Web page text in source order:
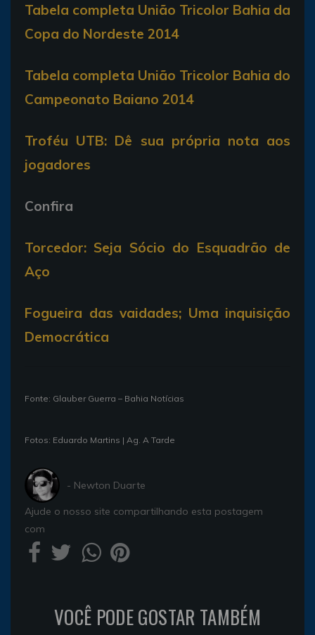
Tabela completa União Tricolor Bahia da
Copa do Nordeste 2014
Tabela completa União Tricolor Bahia do
Campeonato Baiano 2014
Troféu UTB: Dê sua própria nota aos
jogadores
Confira
Torcedor: Seja Sócio do Esquadrão de
Aço
Fogueira das vaidades; Uma inquisição
Democrática
Fonte: Glauber Guerra – Bahia Notícias
Fotos: Eduardo Martins | Ag. A Tarde
- Newton Duarte
Ajude o nosso site compartilhando esta postagem
com
VOCÊ PODE GOSTAR TAMBÉM